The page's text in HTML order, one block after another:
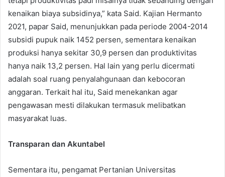
kenaikan biaya subsidinya,” kata Said. Kajian Hermanto
2021, papar Said, menunjukkan pada periode 2004-2014
subsidi pupuk naik 1452 persen, sementara kenaikan
produksi hanya sekitar 30,9 persen dan produktivitas
hanya naik 13,2 persen. Hal lain yang perlu dicermati
adalah soal ruang penyalahgunaan dan kebocoran
anggaran. Terkait hal itu, Said menekankan agar
pengawasan mesti dilakukan termasuk melibatkan
masyarakat luas.
Transparan dan Akuntabel
Sementara itu, pengamat Pertanian Universitas